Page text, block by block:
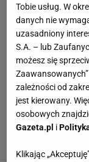
Tobie usług. W
danych nie
uzasadniony
S.A. – lub
możesz się
zależności od
jest kierowany.
osobowych
Gazeta.pl i
Klikając